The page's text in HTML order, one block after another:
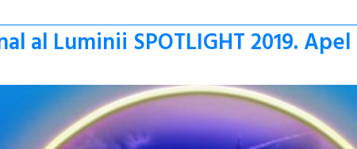
al Luminii SPOTLIGHT 2019.